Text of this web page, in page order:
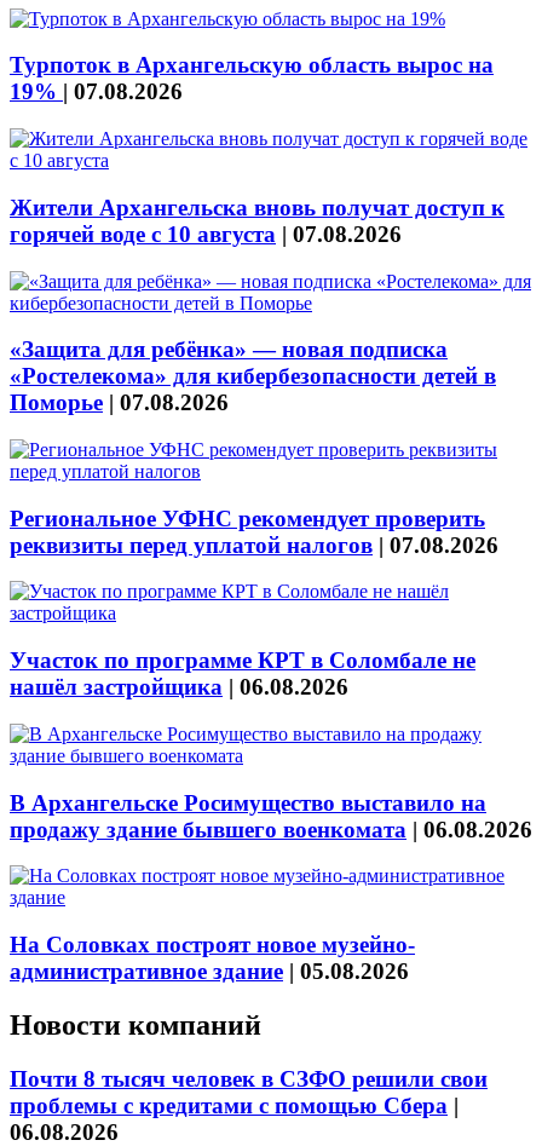
Турпоток в Архангельскую область вырос на
19% | 07.08.2026
Жители Архангельска вновь получат доступ к
горячей воде с 10 августа | 07.08.2026
«Защита для ребёнка» — новая подписка
«Ростелекома» для кибербезопасности детей в
Поморье | 07.08.2026
Региональное УФНС рекомендует проверить
реквизиты перед уплатой налогов | 07.08.2026
Участок по программе КРТ в Соломбале не
нашёл застройщика | 06.08.2026
В Архангельске Росимущество выставило на
продажу здание бывшего военкомата | 06.08.2026
На Соловках построят новое музейно-
административное здание | 05.08.2026
Новости компаний
Почти 8 тысяч человек в СЗФО решили свои
проблемы с кредитами с помощью Сбера |
06.08.2026